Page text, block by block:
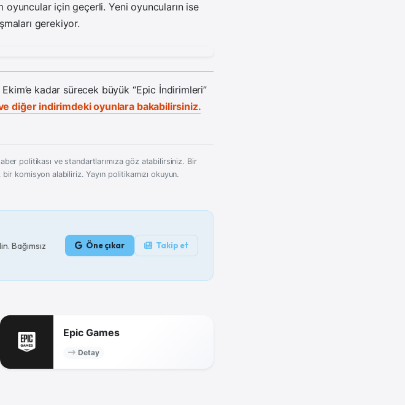
için geçerli. Yeni oyuncuların ise
gerekiyor.
kadar sürecek büyük “Epic İndirimleri”
diğer indirimdeki oyunlara bakabilirsiniz.
politikası ve standartlarımıza göz atabilirsiniz. Bir
bir komisyon alabiliriz.Yayın politikamızı okuyun.
Bağımsız
Öne çıkar Takip et
Epic Games
Detay